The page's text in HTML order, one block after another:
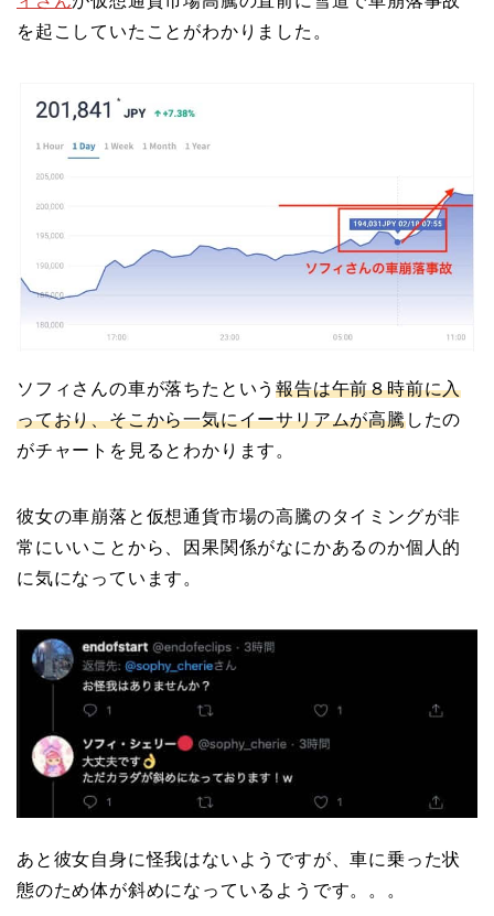
を起こしていたことがわかりました。
ソフィさんの車が落ちたという報告は午前８時前に入
っており、そこから一気にイーサリアムが高騰したの
がチャートを見るとわかります。
彼女の車崩落と仮想通貨市場の高騰のタイミングが非
常にいいことから、因果関係がなにかあるのか個人的
に気になっています。
あと彼女自身に怪我はないようですが、車に乗った状
態のため体が斜めになっているようです。。。